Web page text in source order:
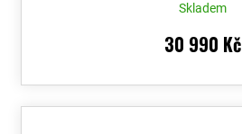
Skladem
30 990 Kč